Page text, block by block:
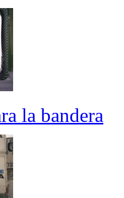
la bandera